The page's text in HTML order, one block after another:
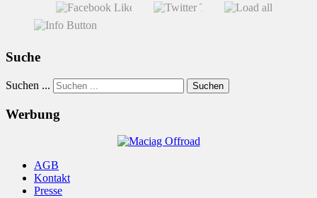
Suche
Suchen ... Suchen
Werbung
AGB
Kontakt
Presse